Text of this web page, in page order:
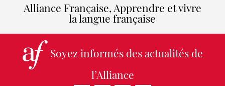
Alliance Française, Apprendre et vivre
la langue française
Soyez informés des actualités de
l’Alliance